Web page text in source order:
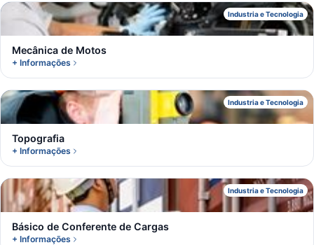
Industria e Tecnologia
M
Mecânica de Motos
+ Informações
Industria e Tecnologia
T
Topografia
+ Informações
Industria e Tecnologia
B
Básico de Conferente de Cargas
+ Informações